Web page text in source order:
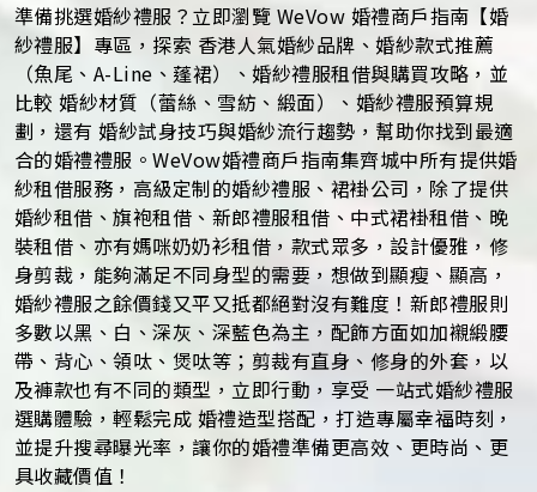
準備挑選婚紗禮服？立即瀏覽 WeVow 婚禮商戶指南【婚
紗禮服】專區，探索 香港人氣婚紗品牌、婚紗款式推薦
（魚尾、A-Line、蓬裙）、婚紗禮服租借與購買攻略，並
比較 婚紗材質（蕾絲、雪紡、緞面）、婚紗禮服預算規
劃，還有 婚紗試身技巧與婚紗流行趨勢，幫助你找到最適
合的婚禮禮服。WeVow婚禮商戶指南集齊城中所有提供婚
紗租借服務，高級定制的婚紗禮服、裙褂公司，除了提供
婚紗租借、旗袍租借、新郎禮服租借、中式裙褂租借、晚
裝租借、亦有媽咪奶奶衫租借，款式眾多，設計優雅，修
身剪裁，能夠滿足不同身型的需要，想做到顯瘦、顯高，
婚紗禮服之餘價錢又平又抵都絕對沒有難度！新郎禮服則
多數以黑、白、深灰、深藍色為主，配飾方面如加襯緞腰
帶、背心、領呔、煲呔等；剪裁有直身、修身的外套，以
及褲款也有不同的類型，立即行動，享受 一站式婚紗禮服
選購體驗，輕鬆完成 婚禮造型搭配，打造專屬幸福時刻，
並提升搜尋曝光率，讓你的婚禮準備更高效、更時尚、更
具收藏價值！